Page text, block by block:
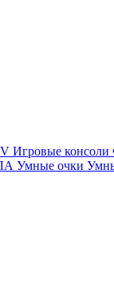
Игровые консоли
Умные очки